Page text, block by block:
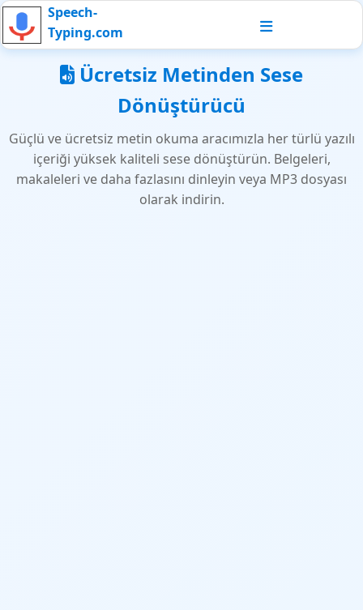
Speech-
Typing.com
Ücretsiz Metinden Sese
Dönüştürücü
Güçlü ve ücretsiz metin okuma aracımızla her türlü yazılı
içeriği yüksek kaliteli sese dönüştürün. Belgeleri,
makaleleri ve daha fazlasını dinleyin veya MP3 dosyası
olarak indirin.